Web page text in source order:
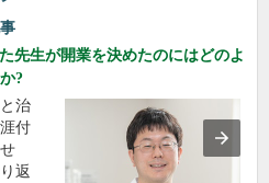
先生が開業を決めたのにはどのよ
?
治
付
返